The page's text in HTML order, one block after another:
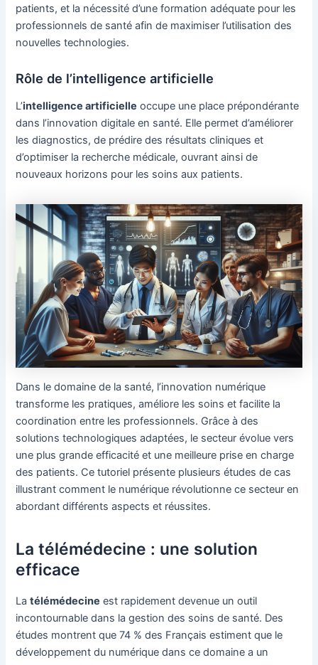
patients, et la nécessité d’une formation adéquate pour les
professionnels de santé afin de maximiser l’utilisation des
nouvelles technologies.
Rôle de l’intelligence artificielle
L’intelligence artificielle occupe une place prépondérante
dans l’innovation digitale en santé. Elle permet d’améliorer
les diagnostics, de prédire des résultats cliniques et
d’optimiser la recherche médicale, ouvrant ainsi de
nouveaux horizons pour les soins aux patients.
Dans le domaine de la santé, l’innovation numérique
transforme les pratiques, améliore les soins et facilite la
coordination entre les professionnels. Grâce à des
solutions technologiques adaptées, le secteur évolue vers
une plus grande efficacité et une meilleure prise en charge
des patients. Ce tutoriel présente plusieurs études de cas
illustrant comment le numérique révolutionne ce secteur en
abordant différents aspects et réussites.
La télémédecine : une solution
efficace
Latélémédecine est rapidement devenue un outil
incontournable dans la gestion des soins de santé. Des
études montrent que 74 % des Français estiment que le
développement du numérique dans ce domaine a un